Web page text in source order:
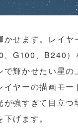
かせます。レイヤ
、G100、B240）
で輝かせたい星の
イヤーの描画モー
が強すぎて目立つ
げます。